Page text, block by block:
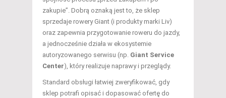
zakupie”. Dobrą oznaką jest to, że sklep
sprzedaje rowery Giant (i produkty marki Liv)
oraz zapewnia przygotowanie roweru do jazdy,
a jednocześnie działa w ekosystemie
autoryzowanego serwisu (np. Giant Service
Center), który realizuje naprawy i przeglądy.
Standard obsługi łatwiej zweryfikować, gdy
sklep potrafi opisać i dopasować ofertę do